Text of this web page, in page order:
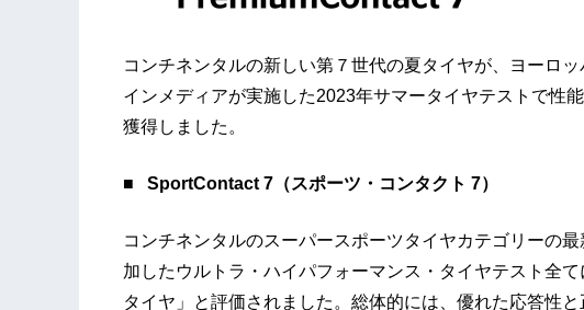
コンチネンタルの新しい第７世代の夏タイヤが、ヨーロ
インメディアが実施した2023年サマータイヤテストで性
獲得しました。
■ SportContact 7（スポーツ・コンタクト 7）
コンチネンタルのスーパースポーツタイヤカテゴリーの
加したウルトラ・ハイパフォーマンス・タイヤテスト全
タイヤ」と評価されました。総体的には、優れた応答性